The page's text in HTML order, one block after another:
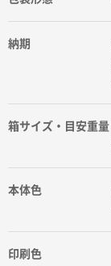
納期
箱サイズ・目安重量
本体色
印刷色